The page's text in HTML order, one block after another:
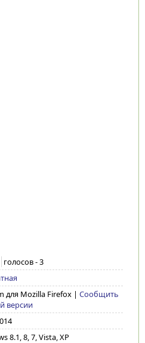
голосов -3
для Mozilla Firefox| Сообщить
версии
8.1, 8, 7, Vista, XP